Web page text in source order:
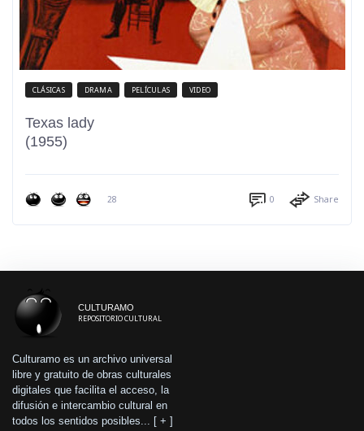
CLÁSICAS DRAMA PELÍCULAS VIDEO
Texas lady
(1955)
28 0 Share
CULTURAMO
REPOSITORIO CULTURAL
Culturamo es un archivo universal
libre y gratuito de obras culturales
digitales que facilita el acceso, la
difusión e intercambio cultural en
todos los sentidos posibles... [ + ]